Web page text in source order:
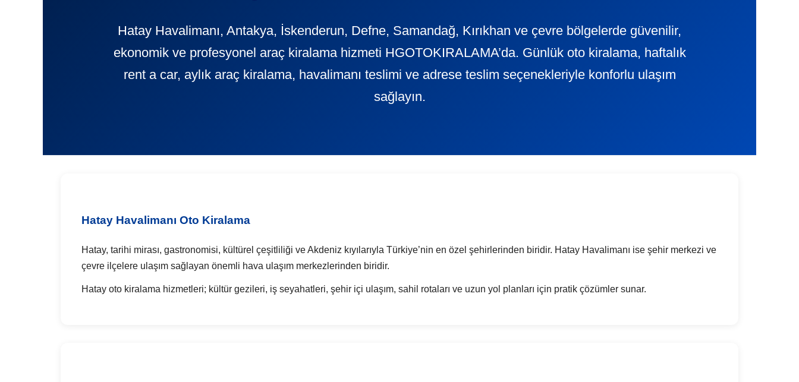
Hatay Havalimanı, Antakya, İskenderun, Defne, Samandağ, Kırıkhan ve çevre bölgelerde güvenilir,
ekonomik ve profesyonel araç kiralama hizmeti HGOTOKIRALAMA’da. Günlük oto kiralama, haftalık
rent a car, aylık araç kiralama, havalimanı teslimi ve adrese teslim seçenekleriyle konforlu ulaşım
sağlayın.
Hatay Havalimanı Oto Kiralama
Hatay, tarihi mirası, gastronomisi, kültürel çeşitliliği ve Akdeniz kıyılarıyla Türkiye’nin en özel şehirlerinden biridir. Hatay Havalimanı ise şehir merkezi ve
çevre ilçelere ulaşım sağlayan önemli hava ulaşım merkezlerinden biridir.
Hatay oto kiralama hizmetleri; kültür gezileri, iş seyahatleri, şehir içi ulaşım, sahil rotaları ve uzun yol planları için pratik çözümler sunar.